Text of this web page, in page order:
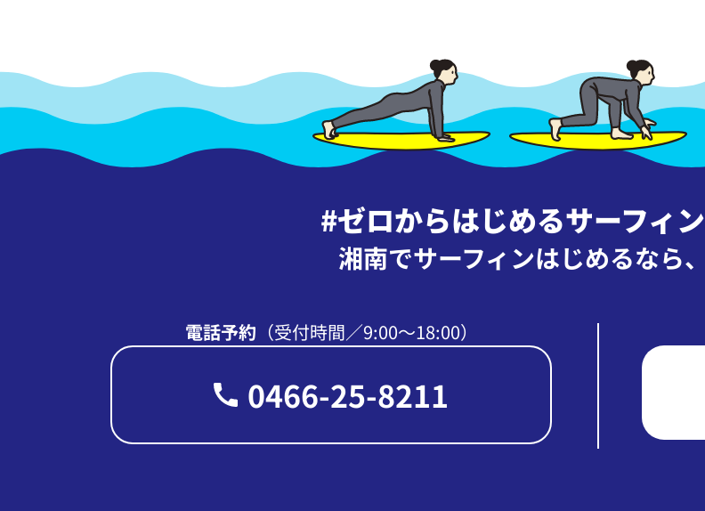
#ゼロからはじめるサーフィン
湘南でサーフィンはじめるなら、
電話予約 （受付時間∕9:00〜18:00）
0466-25-8211